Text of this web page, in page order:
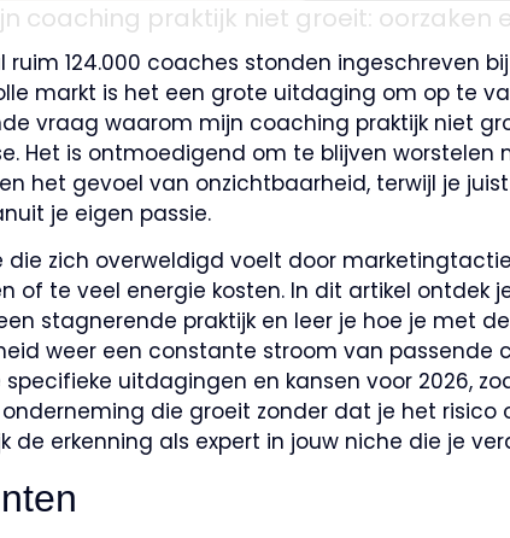
coaching praktijk niet groeit: oorzaken
ruim 124.000 coaches stonden ingeschreven
markt is het een grote uitdaging om op te
vraag waarom mijn coaching praktijk niet
Het is ontmoedigend om te blijven worstelen
het gevoel van onzichtbaarheid, terwijl je
je eigen passie.
die zich overweldigd voelt door
of te veel energie kosten. In dit artikel ontdek
stagnerende praktijk en leer je hoe je met
weer een constante stroom van passende
uitdagingen en kansen voor 2026,
die groeit zonder dat je het risico
de erkenning als expert in jouw niche die je